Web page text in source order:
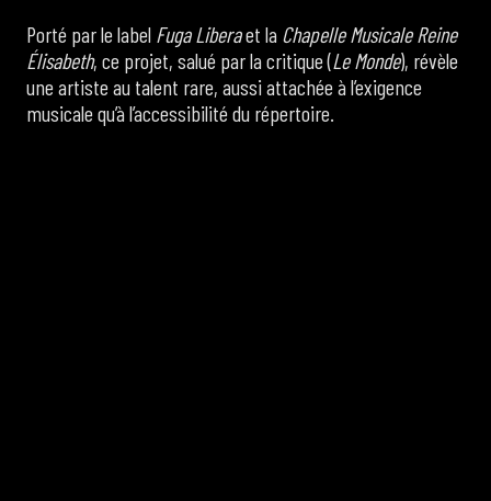
Porté par le label Fuga Liberaet la Chapelle Musicale Reine
Élisabeth, ce projet, salué par la critique (Le Monde), révèle
une artiste au talent rare, aussi attachée à l’exigence
musicale qu’à l’accessibilité du répertoire.